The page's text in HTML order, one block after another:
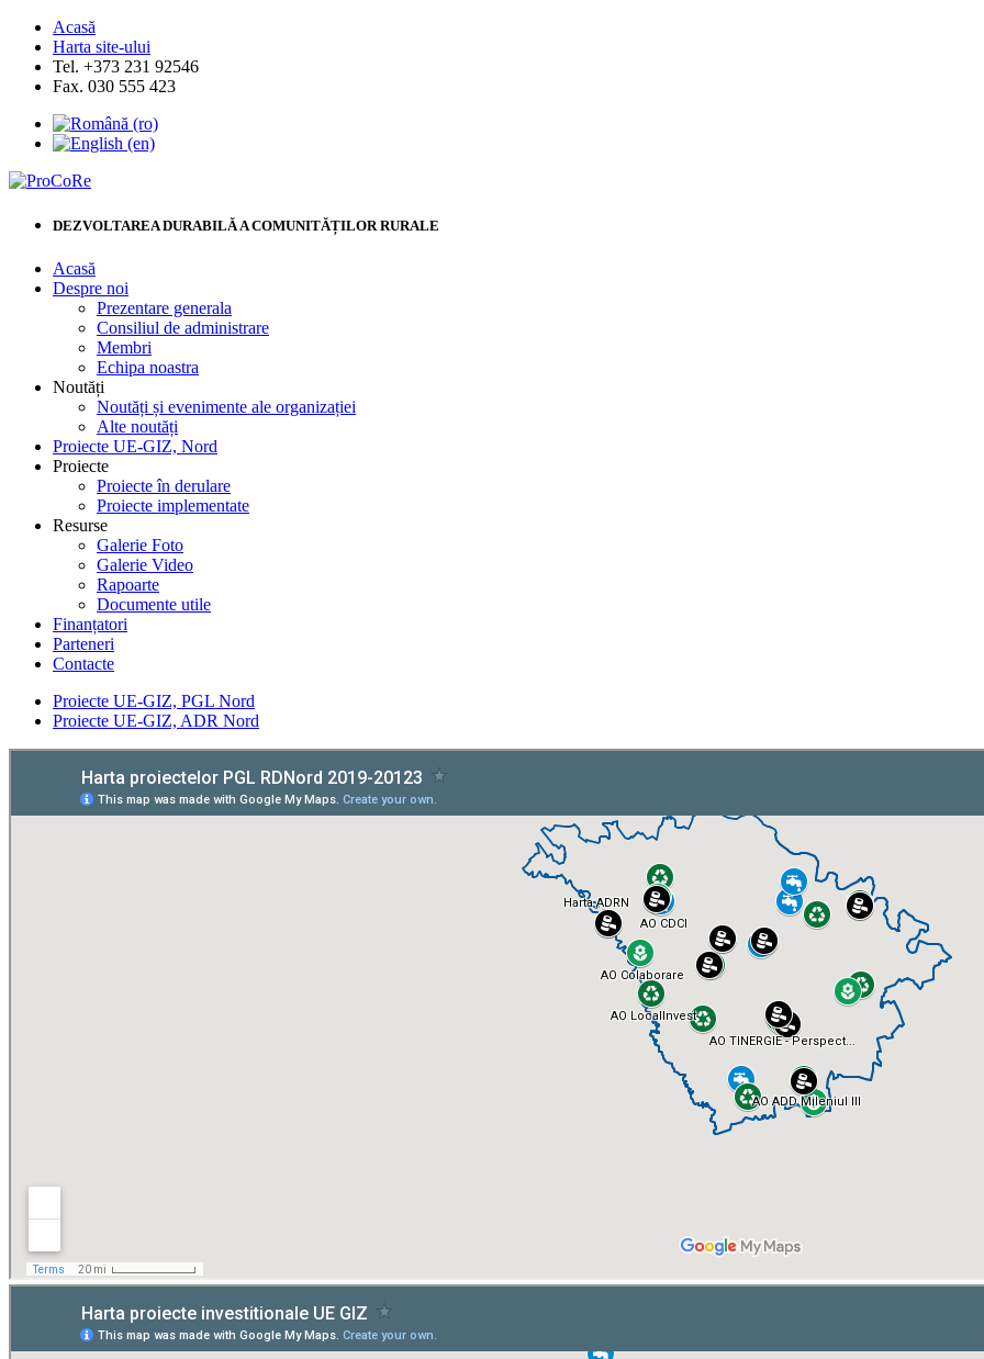
Acasă
Harta site-ului
Tel. +373 231 92546
Fax. 030 555 423
DEZVOLTAREA DURABILĂ A COMUNITĂȚILOR RURALE
Acasă
Despre noi
Prezentare generala
Consiliul de administrare
Membri
Echipa noastra
Noutăți
Noutăți și evenimente ale organizației
Alte noutăți
Proiecte UE-GIZ, Nord
Proiecte
Proiecte în derulare
Proiecte implementate
Resurse
Galerie Foto
Galerie Video
Rapoarte
Documente utile
Finanțatori
Parteneri
Contacte
Proiecte UE-GIZ, PGL Nord
Proiecte UE-GIZ, ADR Nord